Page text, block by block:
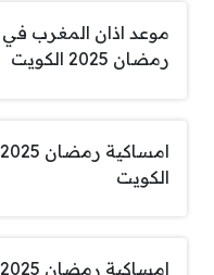
موعد اذان المغرب في
رمضان 2025 الكويت
الكويت
امساكية رمضان 2025